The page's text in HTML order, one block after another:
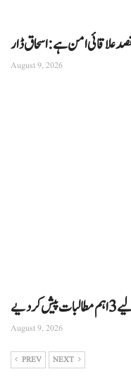
علاقائی امن ہے: اسحاق ڈار
August 9, 2026
August 9, 2026
PREV NEXT